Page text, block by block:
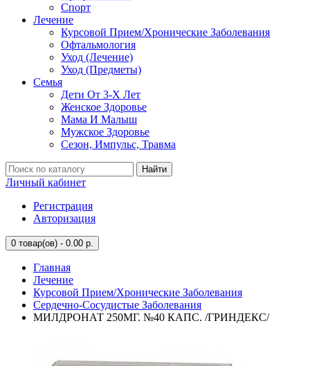
Спорт
Лечение
Курсовой Прием/Хронические Заболевания
Офтальмология
Уход (Лечение)
Уход (Предметы)
Семья
Дети От 3-Х Лет
Женское Здоровье
Мама И Малыш
Мужское Здоровье
Сезон, Импульс, Травма
Найти
Личный кабинет
Регистрация
Авторизация
0 товар(ов) - 0.00 р.
Главная
Лечение
Курсовой Прием/Хронические Заболевания
Сердечно-Сосудистые Заболевания
МИЛДРОНАТ 250МГ. №40 КАПС. /ГРИНДЕКС/